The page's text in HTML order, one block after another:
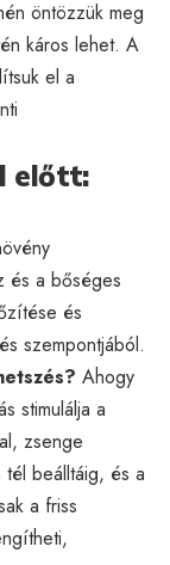
öntözzük meg
káros lehet. A
el a
előtt:
és a bőséges
és
szempontjából.
Ahogy
stimulálja a
zsenge
tél beálltáig, és a
a friss